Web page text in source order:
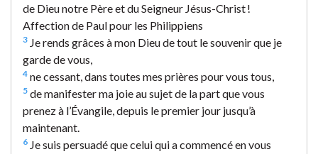
de Dieu notre Père et du Seigneur Jésus-Christ !
Affection de Paul pour les Philippiens
3 Je rends grâces à mon Dieu de tout le souvenir que je
garde de vous,
4 ne cessant, dans toutes mes prières pour vous tous,
5 de manifester ma joie au sujet de la part que vous
prenez à l’Évangile, depuis le premier jour jusqu’à
maintenant.
6 Je suis persuadé que celui qui a commencé en vous